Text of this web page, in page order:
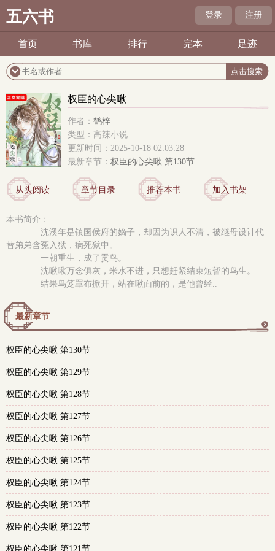
五六书 登录 注册
首页 书库 排行 完本 足迹
权臣的心尖啾
作者： 鹤梓
类型：高辣小说
更新时间：2025-10-18 02:03:28
最新章节： 权臣的心尖啾 第130节
从头阅读 章节目录 推荐本书 加入书架
本书简介：
沈溪年是镇国侯府的嫡子，却因为识人不清，被继母设计代
替弟弟含冤入狱，病死狱中。
一朝重生，成了贡鸟。
沈啾啾万念俱灰，米水不进，只想赶紧结束短暂的鸟生。
结果鸟笼罩布掀开，站在啾面前的，是他曾经..
最新章节
权臣的心尖啾 第130节
权臣的心尖啾 第129节
权臣的心尖啾 第128节
权臣的心尖啾 第127节
权臣的心尖啾 第126节
权臣的心尖啾 第125节
权臣的心尖啾 第124节
权臣的心尖啾 第123节
权臣的心尖啾 第122节
权臣的心尖啾 第121节